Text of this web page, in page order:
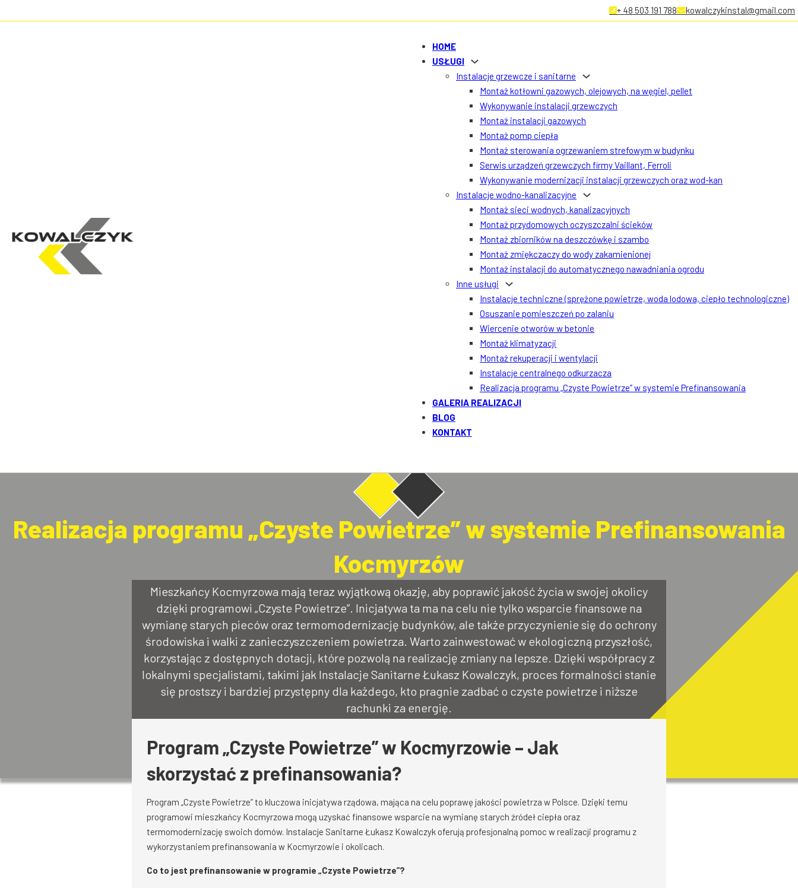
+ 48 503 191 788 kowalczykinstal@gmail.com
HOME
USŁUGI
Instalacje grzewcze i sanitarne
Montaż kotłowni gazowych, olejowych, na węgiel, pellet
Wykonywanie instalacji grzewczych
Montaż instalacji gazowych
Montaż pomp ciepła
Montaż sterowania ogrzewaniem strefowym w budynku
Serwis urządzeń grzewczych firmy Vaillant, Ferroli
Wykonywanie modernizacji instalacji grzewczych oraz wod-kan
Instalacje wodno-kanalizacyjne
Montaż sieci wodnych, kanalizacyjnych
Montaż przydomowych oczyszczalni ścieków
Montaż zbiorników na deszczówkę i szambo
Montaż zmiękczaczy do wody zakamienionej
Montaż instalacji do automatycznego nawadniania ogrodu
Inne usługi
Instalacje techniczne (sprężone powietrze, woda lodowa, ciepło technologiczne)
Osuszanie pomieszczeń po zalaniu
Wiercenie otworów w betonie
Montaż klimatyzacji
Montaż rekuperacji i wentylacji
Instalacje centralnego odkurzacza
Realizacja programu „Czyste Powietrze” w systemie Prefinansowania
GALERIA REALIZACJI
BLOG
KONTAKT
Realizacja programu „Czyste Powietrze” w systemie Prefinansowania
Kocmyrzów
Mieszkańcy Kocmyrzowa mają teraz wyjątkową okazję, aby poprawić jakość życia w swojej okolicy
dzięki programowi „Czyste Powietrze”. Inicjatywa ta ma na celu nie tylko wsparcie finansowe na
wymianę starych pieców oraz termomodernizację budynków, ale także przyczynienie się do ochrony
środowiska i walki z zanieczyszczeniem powietrza. Warto zainwestować w ekologiczną przyszłość,
korzystając z dostępnych dotacji, które pozwolą na realizację zmiany na lepsze. Dzięki współpracy z
lokalnymi specjalistami, takimi jak Instalacje Sanitarne Łukasz Kowalczyk, proces formalności stanie
się prostszy i bardziej przystępny dla każdego, kto pragnie zadbać o czyste powietrze i niższe
rachunki za energię.
Program „Czyste Powietrze” w Kocmyrzowie – Jak
skorzystać z prefinansowania?
Program „Czyste Powietrze” to kluczowa inicjatywa rządowa, mająca na celu poprawę jakości powietrza w Polsce. Dzięki temu
programowi mieszkańcy Kocmyrzowa mogą uzyskać finansowe wsparcie na wymianę starych źródeł ciepła oraz
termomodernizację swoich domów. Instalacje Sanitarne Łukasz Kowalczyk oferują profesjonalną pomoc w realizacji programu z
wykorzystaniem prefinansowania w Kocmyrzowie i okolicach.
Co to jest prefinansowanie w programie „Czyste Powietrze”?